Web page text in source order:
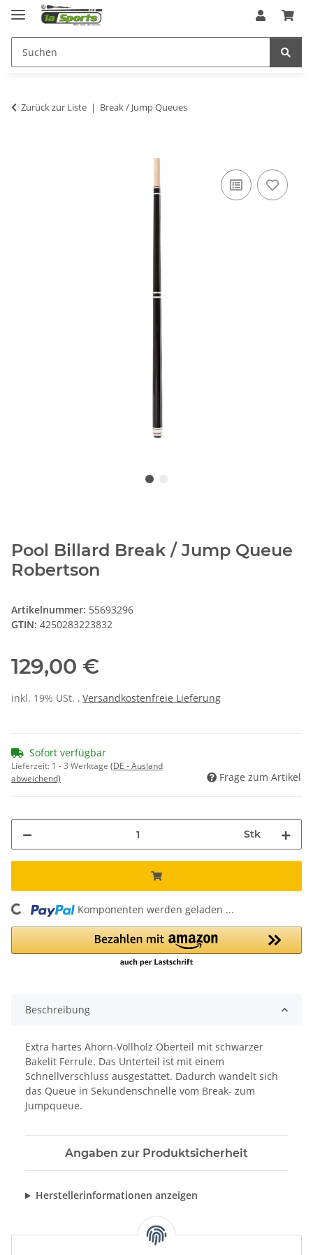
Zurück zur Liste Break / Jump Queues
Pool Billard Break / Jump Queue
Robertson
Artikelnummer: 55693296
GTIN: 4250283223832
129,00 €
inkl. 19% USt. , Versandkostenfreie Lieferung
Sofort verfügbar
Lieferzeit: 1 - 3 Werktage (DE - Ausland
abweichend)
Frage zum Artikel
Stk
Loading... Komponenten werden geladen ...
Beschreibung
Extra hartes Ahorn-Vollholz Oberteil mit schwarzer
Bakelit Ferrule. Das Unterteil ist mit einem
Schnellverschluss ausgestattet. Dadurch wandelt sich
das Queue in Sekundenschnelle vom Break- zum
Jumpqueue.
Angaben zur Produktsicherheit
Herstellerinformationen anzeigen